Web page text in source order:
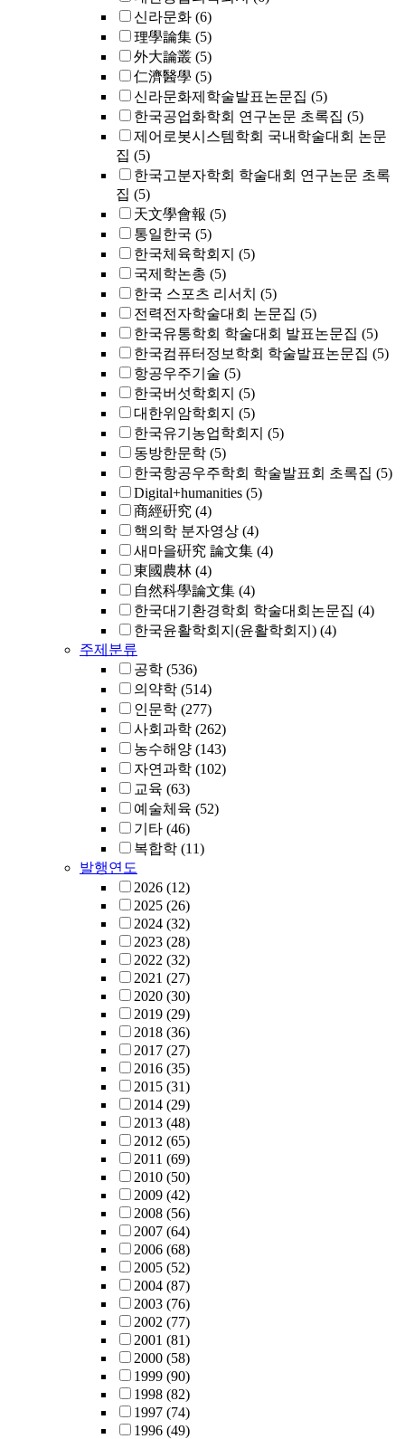
신라문화 (6)
理學論集 (5)
外大論叢 (5)
仁濟醫學 (5)
신라문화제학술발표논문집 (5)
한국공업화학회 연구논문 초록집 (5)
제어로봇시스템학회 국내학술대회 논문
집 (5)
한국고분자학회 학술대회 연구논문 초록
집 (5)
天文學會報 (5)
통일한국 (5)
한국체육학회지 (5)
국제학논총 (5)
한국 스포츠 리서치 (5)
전력전자학술대회 논문집 (5)
한국유통학회 학술대회 발표논문집 (5)
한국컴퓨터정보학회 학술발표논문집 (5)
항공우주기술 (5)
한국버섯학회지 (5)
대한위암학회지 (5)
한국유기농업학회지 (5)
동방한문학 (5)
한국항공우주학회 학술발표회 초록집 (5)
Digital+humanities (5)
商經硏究 (4)
핵의학 분자영상 (4)
새마을硏究 論文集 (4)
東國農林 (4)
自然科學論文集 (4)
한국대기환경학회 학술대회논문집 (4)
한국윤활학회지(윤활학회지) (4)
주제분류
공학 (536)
의약학 (514)
인문학 (277)
사회과학 (262)
농수해양 (143)
자연과학 (102)
교육 (63)
예술체육 (52)
기타 (46)
복합학 (11)
발행연도
2026 (12)
2025 (26)
2024 (32)
2023 (28)
2022 (32)
2021 (27)
2020 (30)
2019 (29)
2018 (36)
2017 (27)
2016 (35)
2015 (31)
2014 (29)
2013 (48)
2012 (65)
2011 (69)
2010 (50)
2009 (42)
2008 (56)
2007 (64)
2006 (68)
2005 (52)
2004 (87)
2003 (76)
2002 (77)
2001 (81)
2000 (58)
1999 (90)
1998 (82)
1997 (74)
1996 (49)